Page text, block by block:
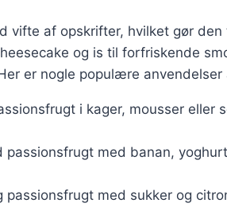
vifte af opskrifter, hvilket gør
og is til forfriskende
er nogle populære anvendelser
i kager, mousser eller
passionsfrugt med banan,
passionsfrugt med sukker og